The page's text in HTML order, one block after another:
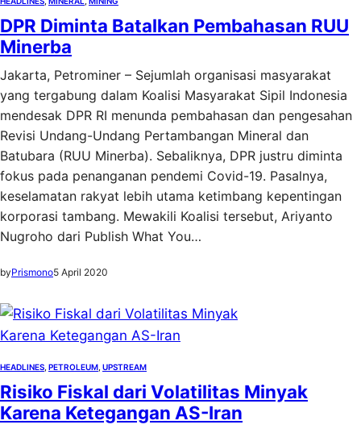
DPR Diminta Batalkan Pembahasan RUU
Minerba
Jakarta, Petrominer – Sejumlah organisasi masyarakat
yang tergabung dalam Koalisi Masyarakat Sipil Indonesia
mendesak DPR RI menunda pembahasan dan pengesahan
Revisi Undang-Undang Pertambangan Mineral dan
Batubara (RUU Minerba). Sebaliknya, DPR justru diminta
fokus pada penanganan pendemi Covid-19. Pasalnya,
keselamatan rakyat lebih utama ketimbang kepentingan
korporasi tambang. Mewakili Koalisi tersebut, Ariyanto
Nugroho dari Publish What You…
byPrismono5 April 2020
HEADLINES PETROLEUM UPSTREAM
Risiko Fiskal dari Volatilitas Minyak
Karena Ketegangan AS-Iran